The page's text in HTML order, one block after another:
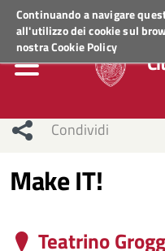
Continuando a navigare
all'utilizzo dei cookie sul
nostraCookie Policy
Regione VenetoACCEDI AI
Condividi
Make IT!
Teatrino